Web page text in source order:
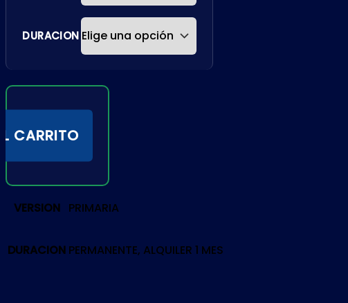
DURACION
CARRITO
VERSION PRIMARIA
DURACION PERMANENTE, ALQUILER 1 MES